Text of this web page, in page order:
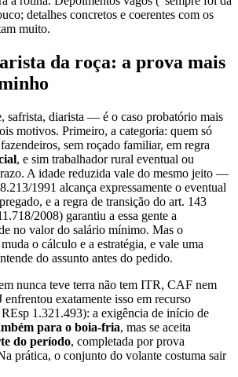
detalhes concretos e coerentes com os
muito.
da roça: a prova mais
diarista — é o caso probatório mais
motivos. Primeiro, a categoria: quem só
sem roçado familiar, em regra
, e sim trabalhador rural eventual ou
A idade reduzida vale do mesmo jeito —
1991 alcança expressamente o eventual
e a regra de transição do art. 143
2008) garantiu a essa gente a
no valor do salário mínimo. Mas o
o cálculo e a estratégia, e vale uma
do assunto antes do pedido.
nunca teve terra não tem ITR, CAF nem
exatamente isso em recurso
1.321.493): a exigência de início de
para o boia-fria, mas se aceita
do período, completada por prova
prática, o conjunto do volante costuma sair